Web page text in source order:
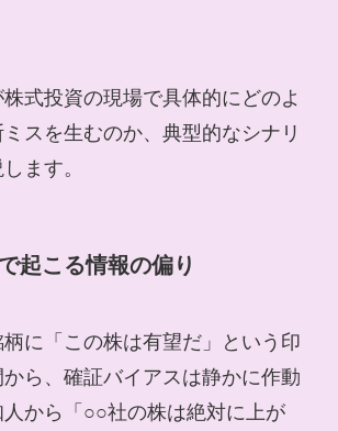
式投資の現場で具体的にどのよ
スを生むのか、典型的なシナリ
ます。
起こる情報の偏り
に「この株は有望だ」という印
ら、確証バイアスは静かに作動
人から「○○社の株は絶対に上が